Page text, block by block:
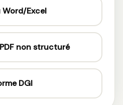
Excel
non structuré
DGI